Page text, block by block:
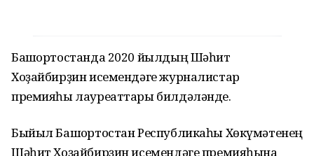
Башҡортостанда 2020 йылдың Шәһит
Хоҙайбирҙин исемендәге журналистар
премияһы лауреаттары билдәләнде.
Быйыл Башҡортостан Республикаһы Хөкүмәтенең
Шәһит Хоҙайбирҙин исемендәге премияһына